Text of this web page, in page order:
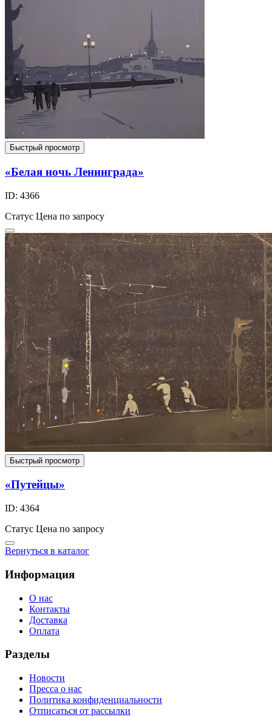
Быстрый просмотр
«Белая ночь Ленинграда»
ID: 4366
Статус Цена по запросу
Быстрый просмотр
«Путейцы»
ID: 4364
Статус Цена по запросу
Вернуться в каталог
Информация
О нас
Контакты
Доставка
Оплата
Разделы
Новости
Пресса о нас
Политика конфиденциальности
Отписаться от рассылки